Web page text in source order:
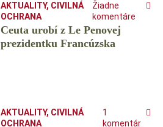
AKTUALITY, CIVILNÁ
OCHRANA
Žiadne
komentáre
Ceuta urobí z Le Penovej
prezidentku Francúzska
AKTUALITY, CIVILNÁ
OCHRANA
1
komentár